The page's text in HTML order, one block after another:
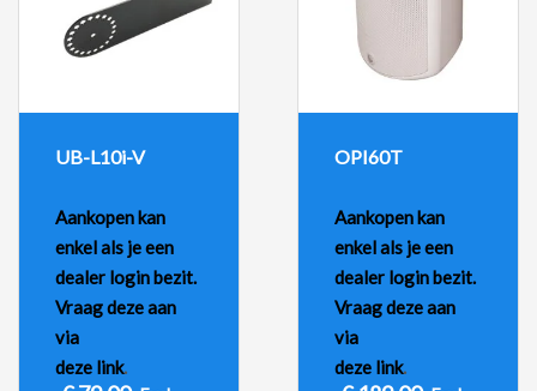
UB-L10i-V
Aankopen kan
enkel als je een
dealer login bezit.
Vraag deze aan
via
deze link.
OPI60T
Aankopen kan
enkel als je een
dealer login bezit.
Vraag deze aan
via
deze link.